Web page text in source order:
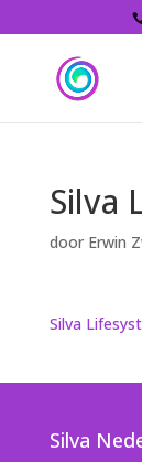
Silva
door Erwin
Silva
Silva